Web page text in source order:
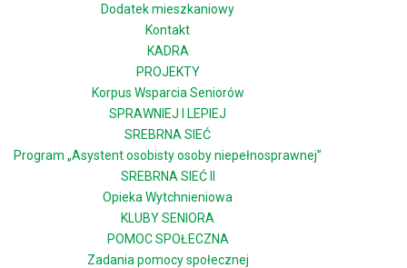
Dodatek mieszkaniowy
Kontakt
KADRA
PROJEKTY
Korpus Wsparcia Seniorów
SPRAWNIEJ I LEPIEJ
SREBRNA SIEĆ
Program „Asystent osobisty osoby niepełnosprawnej”
SREBRNA SIEĆ II
Opieka Wytchnieniowa
KLUBY SENIORA
POMOC SPOŁECZNA
Zadania pomocy społecznej